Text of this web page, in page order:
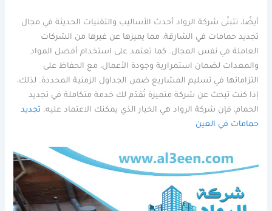
أيضًا، تتبنّى شركة الرواد أحدث الأساليب والتقنيات الحديثة في مجال
تجديد حمامات في الشارقة، مما يميزها عن غيرها من الشركات
العاملة في نفس المجال. كما تعتمد على استخدام أفضل المواد
والمعدات لضمان استمرارية وجودة الأعمال، مع الحفاظ على
التزاماتها في تسليم المشاريع ضمن الجداول الزمنية المحددة. لذلك،
إذا كنت تبحث عن شركة متميزة تُقدّم لك خدمة متكاملة في تجديد
الحمام، فإن شركة الرواد هي الخيار الذي يمكنك الاعتماد عليه. تجديد
حمامات في العين